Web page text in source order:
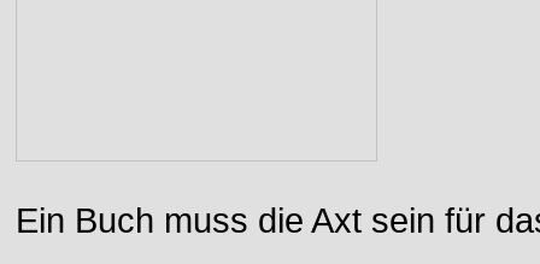
Ein Buch muss die Axt sein für